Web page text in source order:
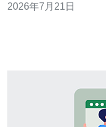
讯，作为替代可提供
2026年7月21日